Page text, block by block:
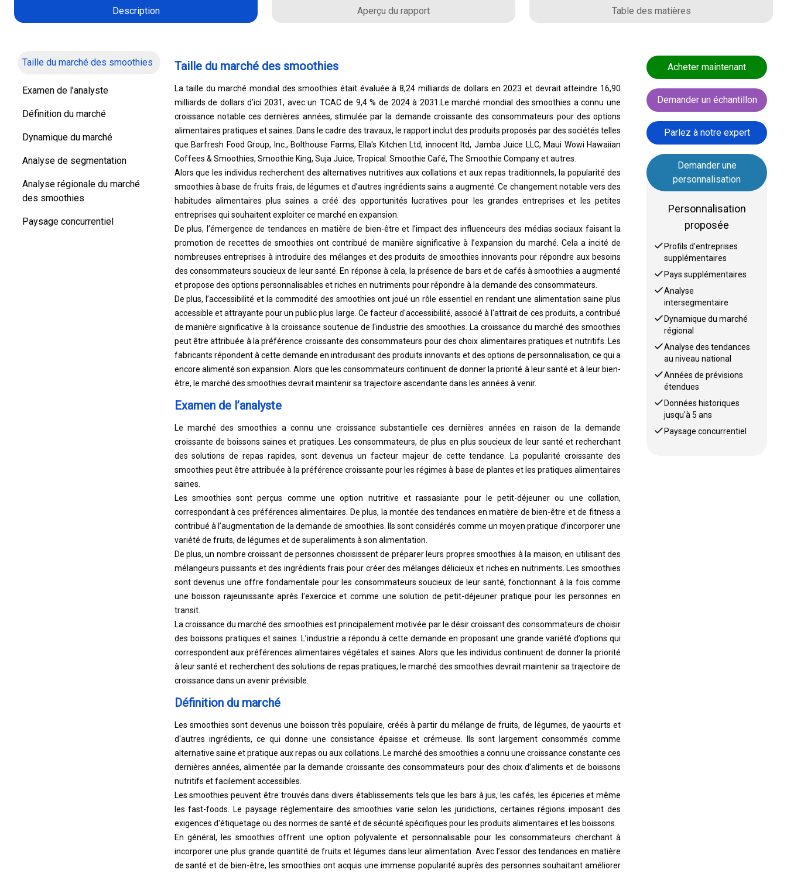
Description Aperçu du rapport Table des matières
Taille du marché des smoothies
Examen de l’analyste
Définition du marché
Dynamique du marché
Analyse de segmentation
Analyse régionale du marché
des smoothies
Paysage concurrentiel
Taille du marché des smoothies
La taille du marché mondial des smoothies était évaluée à 8,24 milliards de dollars en 2023 et devrait atteindre 16,90
milliards de dollars d’ici 2031, avec un TCAC de 9,4 % de 2024 à 2031. Le marché mondial des smoothies a connu une
croissance notable ces dernières années, stimulée par la demande croissante des consommateurs pour des options
alimentaires pratiques et saines. Dans le cadre des travaux, le rapport inclut des produits proposés par des sociétés telles
que Barfresh Food Group, Inc., Bolthouse Farms, Ella's Kitchen Ltd, innocent ltd, Jamba Juice LLC, Maui Wowi Hawaiian
Coffees & Smoothies, Smoothie King, Suja Juice, Tropical. Smoothie Café, The Smoothie Company et autres.
Alors que les individus recherchent des alternatives nutritives aux collations et aux repas traditionnels, la popularité des
smoothies à base de fruits frais, de légumes et d’autres ingrédients sains a augmenté. Ce changement notable vers des
habitudes alimentaires plus saines a créé des opportunités lucratives pour les grandes entreprises et les petites
entreprises qui souhaitent exploiter ce marché en expansion.
De plus, l’émergence de tendances en matière de bien-être et l’impact des influenceurs des médias sociaux faisant la
promotion de recettes de smoothies ont contribué de manière significative à l’expansion du marché. Cela a incité de
nombreuses entreprises à introduire des mélanges et des produits de smoothies innovants pour répondre aux besoins
des consommateurs soucieux de leur santé. En réponse à cela, la présence de bars et de cafés à smoothies a augmenté
et propose des options personnalisables et riches en nutriments pour répondre à la demande des consommateurs.
De plus, l’accessibilité et la commodité des smoothies ont joué un rôle essentiel en rendant une alimentation saine plus
accessible et attrayante pour un public plus large. Ce facteur d'accessibilité, associé à l'attrait de ces produits, a contribué
de manière significative à la croissance soutenue de l'industrie des smoothies. La croissance du marché des smoothies
peut être attribuée à la préférence croissante des consommateurs pour des choix alimentaires pratiques et nutritifs. Les
fabricants répondent à cette demande en introduisant des produits innovants et des options de personnalisation, ce qui a
encore alimenté son expansion. Alors que les consommateurs continuent de donner la priorité à leur santé et à leur bien-
être, le marché des smoothies devrait maintenir sa trajectoire ascendante dans les années à venir.
Examen de l’analyste
Le marché des smoothies a connu une croissance substantielle ces dernières années en raison de la demande
croissante de boissons saines et pratiques. Les consommateurs, de plus en plus soucieux de leur santé et recherchant
des solutions de repas rapides, sont devenus un facteur majeur de cette tendance. La popularité croissante des
smoothies peut être attribuée à la préférence croissante pour les régimes à base de plantes et les pratiques alimentaires
saines.
Les smoothies sont perçus comme une option nutritive et rassasiante pour le petit-déjeuner ou une collation,
correspondant à ces préférences alimentaires. De plus, la montée des tendances en matière de bien-être et de fitness a
contribué à l’augmentation de la demande de smoothies. Ils sont considérés comme un moyen pratique d’incorporer une
variété de fruits, de légumes et de superaliments à son alimentation.
De plus, un nombre croissant de personnes choisissent de préparer leurs propres smoothies à la maison, en utilisant des
mélangeurs puissants et des ingrédients frais pour créer des mélanges délicieux et riches en nutriments. Les smoothies
sont devenus une offre fondamentale pour les consommateurs soucieux de leur santé, fonctionnant à la fois comme
une boisson rajeunissante après l'exercice et comme une solution de petit-déjeuner pratique pour les personnes en
transit.
La croissance du marché des smoothies est principalement motivée par le désir croissant des consommateurs de choisir
des boissons pratiques et saines. L’industrie a répondu à cette demande en proposant une grande variété d’options qui
correspondent aux préférences alimentaires végétales et saines. Alors que les individus continuent de donner la priorité
à leur santé et recherchent des solutions de repas pratiques, le marché des smoothies devrait maintenir sa trajectoire de
croissance dans un avenir prévisible.
Définition du marché
Les smoothies sont devenus une boisson très populaire, créés à partir du mélange de fruits, de légumes, de yaourts et
d'autres ingrédients, ce qui donne une consistance épaisse et crémeuse. Ils sont largement consommés comme
alternative saine et pratique aux repas ou aux collations. Le marché des smoothies a connu une croissance constante ces
dernières années, alimentée par la demande croissante des consommateurs pour des choix d’aliments et de boissons
nutritifs et facilement accessibles.
Les smoothies peuvent être trouvés dans divers établissements tels que les bars à jus, les cafés, les épiceries et même
les fast-foods. Le paysage réglementaire des smoothies varie selon les juridictions, certaines régions imposant des
exigences d'étiquetage ou des normes de santé et de sécurité spécifiques pour les produits alimentaires et les boissons.
En général, les smoothies offrent une option polyvalente et personnalisable pour les consommateurs cherchant à
incorporer une plus grande quantité de fruits et légumes dans leur alimentation. Avec l’essor des tendances en matière
de santé et de bien-être, les smoothies ont acquis une immense popularité auprès des personnes souhaitant améliorer
Acheter maintenant
Demander un échantillon
Parlez à notre expert
Demander une
personnalisation
Personnalisation
proposée
Profils d'entreprises
supplémentaires
Pays supplémentaires
Analyse
intersegmentaire
Dynamique du marché
régional
Analyse des tendances
au niveau national
Années de prévisions
étendues
Données historiques
jusqu'à 5 ans
Paysage concurrentiel